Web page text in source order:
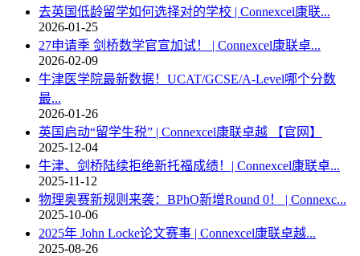
去英国低龄留学如何选择对的学校 | Connexcel康联...
2026-01-25
27申请季 剑桥数学官宣加试！ | Connexcel康联卓...
2026-02-09
牛津医学院最新数据！UCAT/GCSE/A-Level哪个分数
最...
2026-01-26
英国启动“留学生税” | Connexcel康联卓越 【官网】
2025-12-04
牛津、剑桥陆续拒绝新托福成绩！| Connexcel康联卓...
2025-11-12
物理奥赛新规则来袭：BPhO新增Round 0！ | Connexc...
2025-10-06
2025年 John Locke论文赛事 | Connexcel康联卓越...
2025-08-26